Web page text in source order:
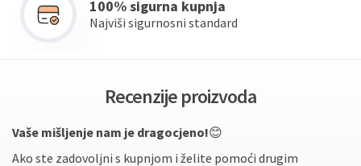
100% sigurna kupnja
Najviši sigurnosni standard
Recenzije proizvoda
Vaše mišljenje nam je dragocjeno!😊
Ako ste zadovoljni s kupnjom i želite pomoći drugim